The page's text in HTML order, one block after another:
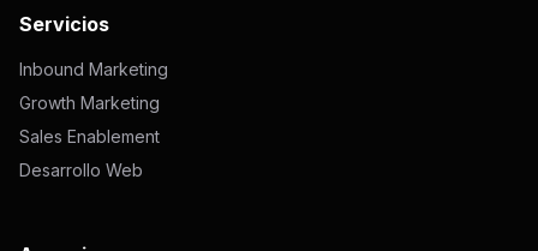
Servicios
Inbound Marketing
Growth Marketing
Sales Enablement
Desarrollo Web